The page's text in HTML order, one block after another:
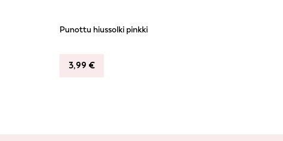
Punottu hiussolki pinkki
3,99 €